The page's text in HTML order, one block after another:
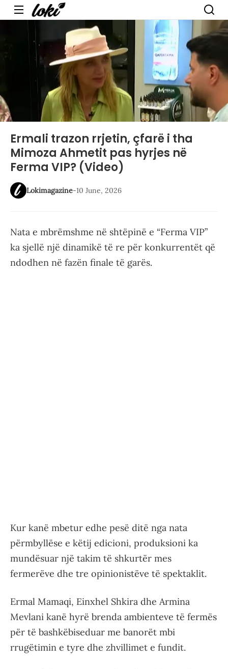
Menu
Ermali trazon rrjetin, çfarë i tha
Mimoza Ahmetit pas hyrjes në
Ferma VIP? (Video)
Lokimagazine-10 June, 2026
Nata e mbrëmshme në shtëpinë e “Ferma VIP”
ka sjellë një dinamikë të re për konkurrentët që
ndodhen në fazën finale të garës.
Kur kanë mbetur edhe pesë ditë nga nata
përmbyllëse e këtij edicioni, produksioni ka
mundësuar një takim të shkurtër mes
fermerëve dhe tre opinionistëve të spektaklit.
Ermal Mamaqi, Einxhel Shkira dhe Armina
Mevlani kanë hyrë brenda ambienteve të fermës
për të bashkëbiseduar me banorët mbi
rrugëtimin e tyre dhe zhvillimet e fundit.